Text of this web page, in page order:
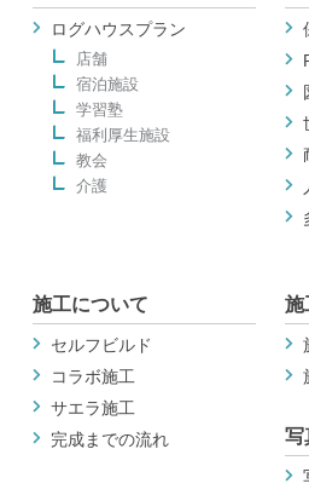
ログハウスプラン
店舗
宿泊施設
学習塾
福利厚生施設
教会
介護
施工について
セルフビルド
コラボ施工
サエラ施工
完成までの流れ
施
写